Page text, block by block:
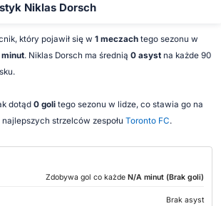
Niklas Dorsch
który pojawił się w 1 meczachtego sezonu w
minut. Niklas Dorsch ma średnią 0 asystna każde 90
dotąd 0 golitego sezonu w lidze, co stawia go na
strzelców zespołu Toronto FC.
Zdobywa gol co każde N/A minut (Brak goli)
Brak asyst